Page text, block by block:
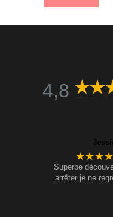
4,8
Superbe
arrêter je ne